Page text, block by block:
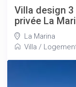
Villa design
privée La
La Marina
Villa /